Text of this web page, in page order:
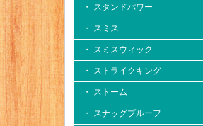
・ スタンドパワー
・ スミス
・ スミスウィック
・ ストライクキング
・ ストーム
・ スナッグプルーフ